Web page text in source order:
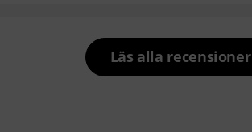
Läs alla recensioner